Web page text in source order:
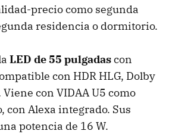
precio como segunda
residencia o dormitorio.
LED de 55 pulgadascon
con HDR HLG, Dolby
con VIDAA U5 como
con Alexa integrado. Sus
potencia de 16 W.